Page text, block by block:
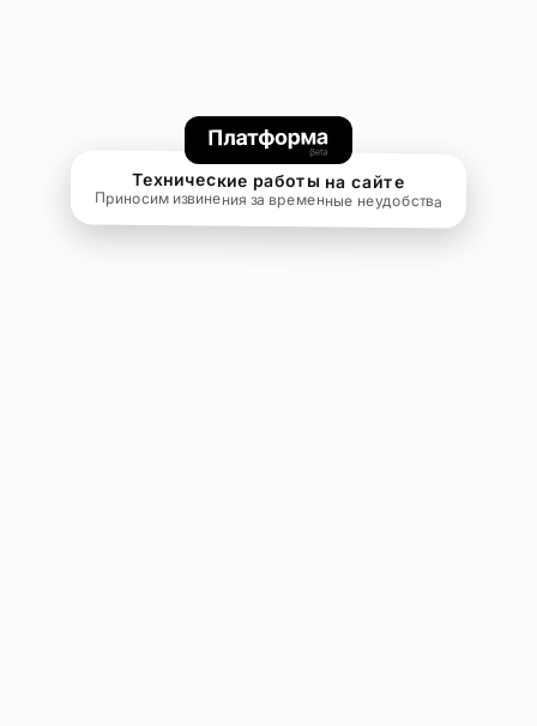
Технические работы на сайте
Приносим извинения за временные неудобства